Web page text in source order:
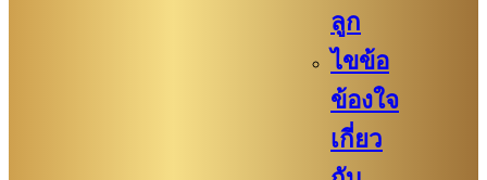
ลูก
ไขข้อ
ข้องใจ
เกี่ยว